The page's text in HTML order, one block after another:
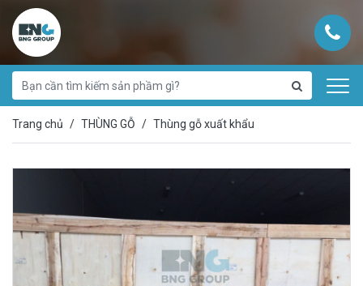
Trang chủ THÙNG GỖ Thùng gỗ xuất khẩu